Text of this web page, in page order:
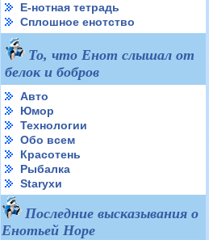
Е-нотная тетрадь
Сплошное енотство
То, что Енот слышал от
белок и бобров
Авто
Юмор
Технологии
Обо всем
Красотень
Рыбалка
Starухи
Последние высказывания о
Енотьей Норе